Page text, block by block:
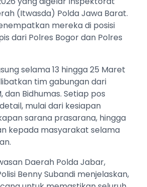
(Itwasda) Polda Jawa Barat.
mereka di posisi
dari Polres Bogor dan Polres
selama 13 hingga 25 Maret
tim gabungan dari
dan Bidhumas. Setiap pos
mulai dari kesiapan
sarana prasarana, hingga
kepada masyarakat selama
Daerah Polda Jabar,
Benny Subandi menjelaskan,